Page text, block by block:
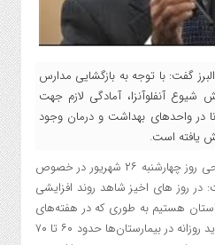
گفت: با توجه به بازگشایی مدارس
شیوع آنفلوآنزا، آمادگی لازم جهت
در واحدهای بهداشت و درمان وجود
یافته است.
به گزارش تارا نیوز،دکتر محمد فتحی روز چهارشنبه ۲۶ شهریور در خصوص
در روز های اخیز شاهد روند افزایشی
هستیم به طوری که در هفته‌های
گذشته میزان بستری شدگان جدید روزانه در بیمارستان‌ها حدود ۶۰ تا ۷۰